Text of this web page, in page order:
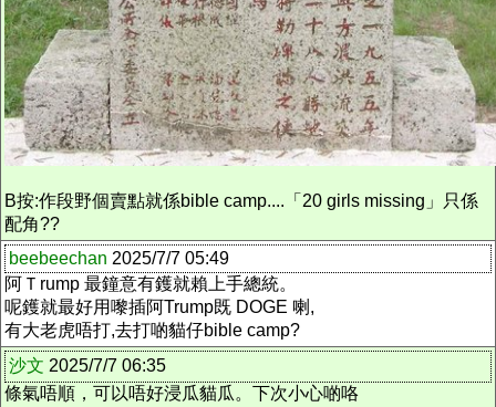
B按:作段野個賣點就係bible camp....「20 girls missing」只係
配角??
beebeechan 2025/7/7 05:49
阿Ｔrump 最鐘意有鑊就賴上手總統。
呢鑊就最好用嚟插阿Trump既 DOGE 喇,
有大老虎唔打,去打啲貓仔bible camp?
沙文 2025/7/7 06:35
條氣唔順，可以唔好浸瓜貓瓜。下次小心啲咯